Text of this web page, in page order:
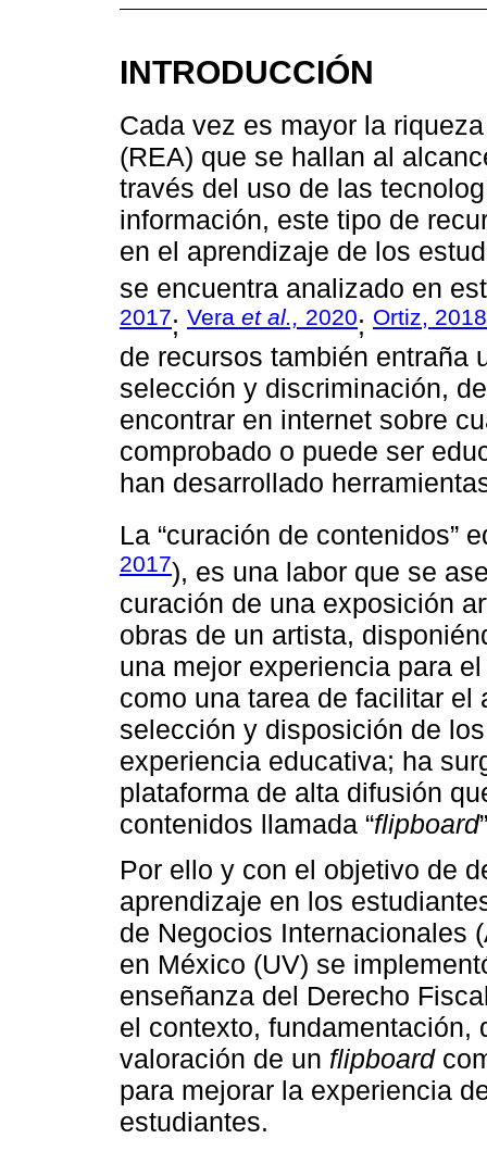
INTRODUCCIÓN
Cada vez es mayor la
(REA) que se hallan al
través del uso de las
información, este tipo de
en el aprendizaje de los
se encuentra analizado en
2017; Vera et al., 2020; Ortiz, 2018
de recursos también entraña
selección y discriminación,
encontrar en internet sobre
comprobado o puede ser
han desarrollado
La “curación de contenidos”
2017), es una labor que se
curación de una exposición
obras de un artista,
una mejor experiencia para
como una tarea de facilitar
selección y disposición de
experiencia educativa; ha
plataforma de alta difusión
contenidos llamada “flipboard
Por ello y con el objetivo de
aprendizaje en los
de Negocios Internacionales
en México (UV) se
enseñanza del Derecho
el contexto, fundamentación,
valoración de un flipboard
para mejorar la experiencia
estudiantes.